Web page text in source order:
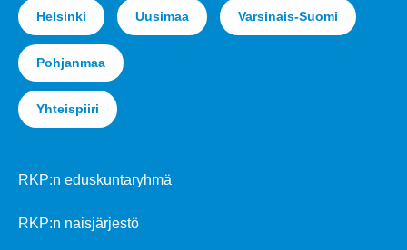
Helsinki Uusimaa Varsinais-Suomi
Pohjanmaa
Yhteispiiri
RKP:n eduskuntaryhmä
RKP:n naisjärjestö